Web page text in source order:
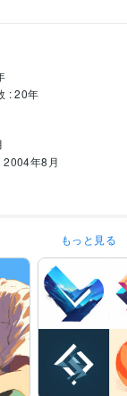
: 20年
年8月
年
ニメ、写真
析
もっと見る